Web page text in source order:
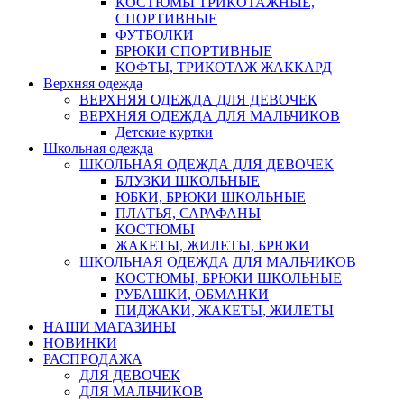
СПОРТИВНЫЕ
ФУТБОЛКИ
БРЮКИ СПОРТИВНЫЕ
КОФТЫ, ТРИКОТАЖ ЖАККАРД
Верхняя одежда
ВЕРХНЯЯ ОДЕЖДА ДЛЯ ДЕВОЧЕК
ВЕРХНЯЯ ОДЕЖДА ДЛЯ МАЛЬЧИКОВ
Детские куртки
Школьная одежда
ШКОЛЬНАЯ ОДЕЖДА ДЛЯ ДЕВОЧЕК
БЛУЗКИ ШКОЛЬНЫЕ
ЮБКИ, БРЮКИ ШКОЛЬНЫЕ
ПЛАТЬЯ, САРАФАНЫ
КОСТЮМЫ
ЖАКЕТЫ, ЖИЛЕТЫ, БРЮКИ
ШКОЛЬНАЯ ОДЕЖДА ДЛЯ МАЛЬЧИКОВ
КОСТЮМЫ, БРЮКИ ШКОЛЬНЫЕ
РУБАШКИ, ОБМАНКИ
ПИДЖАКИ, ЖАКЕТЫ, ЖИЛЕТЫ
НАШИ МАГАЗИНЫ
НОВИНКИ
РАСПРОДАЖА
ДЛЯ ДЕВОЧЕК
ДЛЯ МАЛЬЧИКОВ